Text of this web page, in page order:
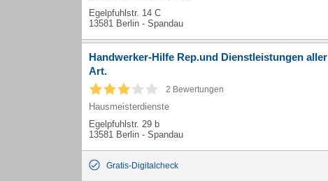
Egelpfuhlstr. 14 C
13581 Berlin - Spandau
Handwerker-Hilfe Rep.und Dienstleistungen aller
Art.
2 Bewertungen
Hausmeisterdienste
Egelpfuhlstr. 29 b
13581 Berlin - Spandau
Gratis-Digitalcheck